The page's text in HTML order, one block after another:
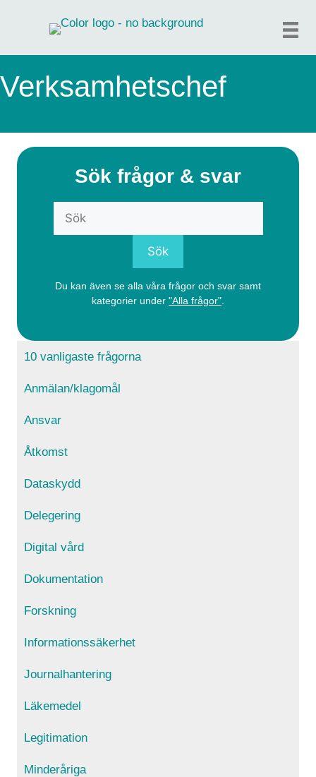
Verksamhetschef
Sök frågor & svar
Du kan även se alla våra frågor och svar samt
kategorier under "Alla frågor"
10 vanligaste frågorna
Anmälan/klagomål
Ansvar
Åtkomst
Dataskydd
Delegering
Digital vård
Dokumentation
Forskning
Informationssäkerhet
Journalhantering
Läkemedel
Legitimation
Minderåriga